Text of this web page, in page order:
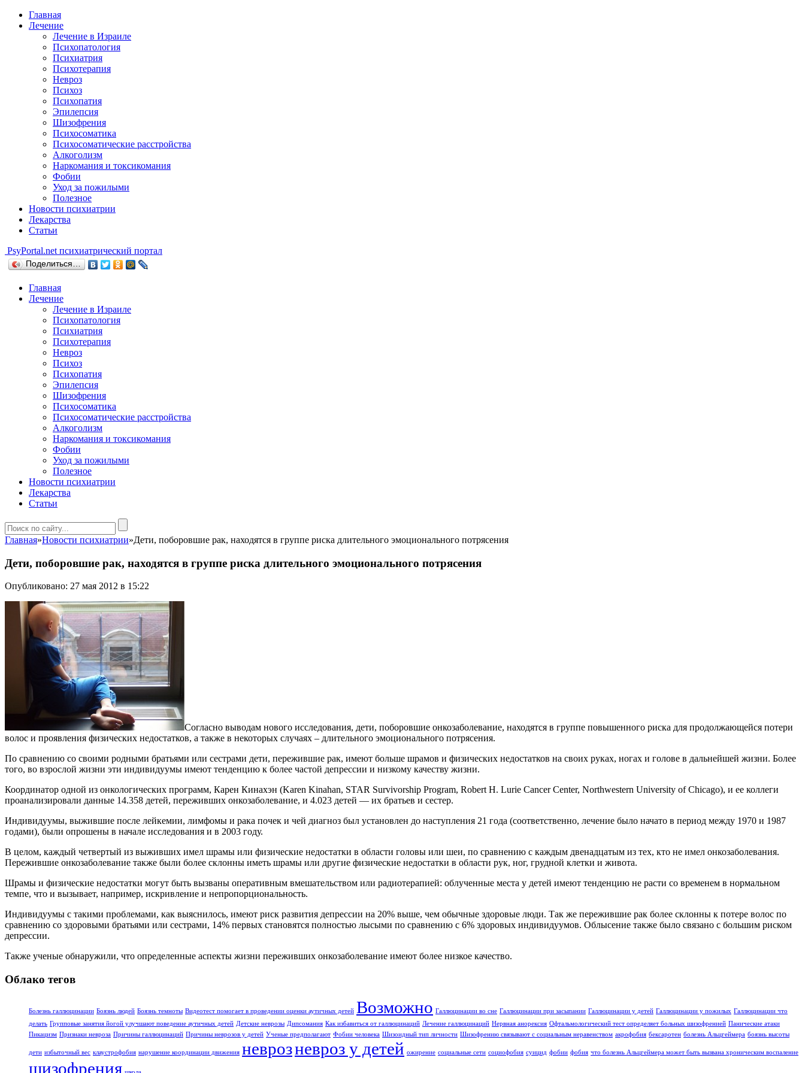
Главная
Лечение
Лечение в Израиле
Психопатология
Психиатрия
Психотерапия
Невроз
Психоз
Психопатия
Эпилепсия
Шизофрения
Психосоматика
Психосоматические расстройства
Алкоголизм
Наркомания и токсикомания
Фобии
Уход за пожилыми
Полезное
Новости психиатрии
Лекарства
Статьи
PsyPortal.net психиатрический портал
Поделиться…
Главная
Лечение
Лечение в Израиле
Психопатология
Психиатрия
Психотерапия
Невроз
Психоз
Психопатия
Эпилепсия
Шизофрения
Психосоматика
Психосоматические расстройства
Алкоголизм
Наркомания и токсикомания
Фобии
Уход за пожилыми
Полезное
Новости психиатрии
Лекарства
Статьи
Главная»Новости психиатрии»Дети, поборовшие рак, находятся в группе риска длительного эмоционального потрясения
Дети, поборовшие рак, находятся в группе риска длительного эмоционального потрясения
Опубликовано: 27 мая 2012 в 15:22
Согласно выводам нового исследования, дети, поборовшие онкозаболевание, находятся в группе повышенного риска для продолжающейся потери
волос и проявления физических недостатков, а также в некоторых случаях – длительного эмоционального потрясения.
По сравнению со своими родными братьями или сестрами дети, пережившие рак, имеют больше шрамов и физических недостатков на своих руках, ногах и голове в дальнейшей жизни. Более
того, во взрослой жизни эти индивидуумы имеют тенденцию к более частой депрессии и низкому качеству жизни.
Координатор одной из онкологических программ, Карен Кинахэн (Karen Kinahan, STAR Survivorship Program, Robert H. Lurie Cancer Center, Northwestern University of Chicago), и ее коллеги
проанализировали данные 14.358 детей, переживших онкозаболевание, и 4.023 детей — их братьев и сестер.
Индивидуумы, выжившие после лейкемии, лимфомы и рака почек и чей диагноз был установлен до наступления 21 года (соответственно, лечение было начато в период между 1970 и 1987
годами), были опрошены в начале исследования и в 2003 году.
В целом, каждый четвертый из выживших имел шрамы или физические недостатки в области головы или шеи, по сравнению с каждым двенадцатым из тех, кто не имел онкозаболевания.
Пережившие онкозаболевание также были более склонны иметь шрамы или другие физические недостатки в области рук, ног, грудной клетки и живота.
Шрамы и физические недостатки могут быть вызваны оперативным вмешательством или радиотерапией: облученные места у детей имеют тенденцию не расти со временем в нормальном
темпе, что и вызывает, например, искривление и непропорциональность.
Индивидуумы с такими проблемами, как выяснилось, имеют риск развития депрессии на 20% выше, чем обычные здоровые люди. Так же пережившие рак более склонны к потере волос по
сравнению со здоровыми братьями или сестрами, 14% первых становятся полностью лысыми по сравнению с 6% здоровых индивидуумов. Облысение также было связано с большим риском
депрессии.
Также ученые обнаружили, что определенные аспекты жизни переживших онкозаболевание имеют более низкое качество.
Облако тегов
Болезнь галлюцинации Боязнь людей Боязнь темноты Видеотест помогает в проведении оценки аутичных детей Возможно Галлюцинации во сне Галлюцинации при засыпании Галлюцинации у детей Галлюцинации у пожилых Галлюцинации что
делать Групповые занятия йогой улучшают поведение аутичных детей Детские неврозы Дипсомания Как избавиться от галлюцинаций Лечение галлюцинаций Нервная анорексия Офтальмологический тест определяет больных шизофренией Панические атаки
Пикацизм Признаки невроза Причины галлюцинаций Причины неврозов у детей Ученые предполагают Фобии человека Шизоидный тип личности Шизофрению связывают с социальным неравенством акрофобия бексаротен болезнь Альцгеймера боязнь высоты
дети избыточный вес клаустрофобия нарушение координации движения неврозневроз у детей ожирение социальные сети социофобия суицид фобии фобия что болезнь Альцгеймера может быть вызвана хроническим воспаление
шизофрения